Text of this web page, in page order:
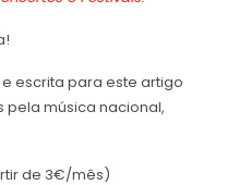
escrita para este artigo
pela música nacional,
de 3€/mês)